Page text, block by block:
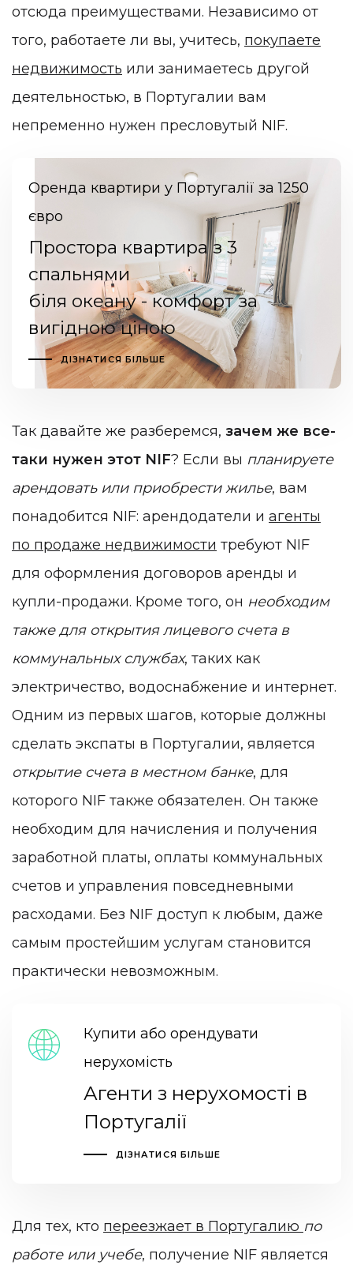
отсюда преимуществами. Независимо от
того, работаете ли вы, учитесь, покупаете
недвижимость или занимаетесь другой
деятельностью, в Португалии вам
непременно нужен пресловутый NIF.
Оренда квартири у Португалії за 1250
євро
Простора квартира з 3
спальнями
біля океану - комфорт за
вигідною ціною
ДІЗНАТИСЯ БІЛЬШЕ
Так давайте же разберемся, зачем же все-
таки нужен этот NIF? Если вы планируете
арендовать или приобрести жилье, вам
понадобится NIF: арендодатели и агенты
по продаже недвижимости требуют NIF
для оформления договоров аренды и
купли-продажи. Кроме того, он необходим
также для открытия лицевого счета в
коммунальных службах, таких как
электричество, водоснабжение и интернет.
Одним из первых шагов, которые должны
сделать экспаты в Португалии, является
открытие счета в местном банке, для
которого NIF также обязателен. Он также
необходим для начисления и получения
заработной платы, оплаты коммунальных
счетов и управления повседневными
расходами. Без NIF доступ к любым, даже
самым простейшим услугам становится
практически невозможным.
Купити або орендувати
нерухомість
Агенти з нерухомості в
Португалії
ДІЗНАТИСЯ БІЛЬШЕ
Для тех, кто переезжает в Португалию по
работе или учебе, получение NIF является